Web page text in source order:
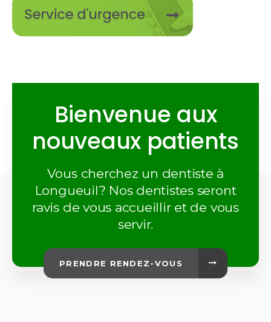
Bienvenue aux
nouveaux patients
Vous cherchez un dentiste à
Longueuil? Nos dentistes seront
ravis de vous accueillir et de vous
servir.
PRENDRE RENDEZ-VOUS